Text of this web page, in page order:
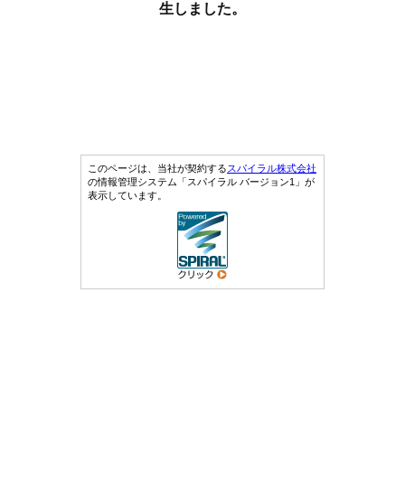
生しました。
このページは、当社が契約するスパイラル株式会社
の情報管理システム「スパイラル バージョン1」が
表示しています。